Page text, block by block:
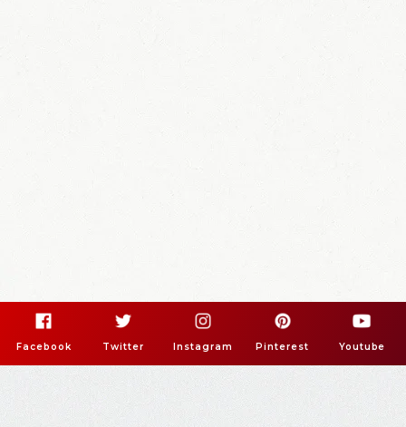
Facebook Twitter Instagram Pinterest Youtube